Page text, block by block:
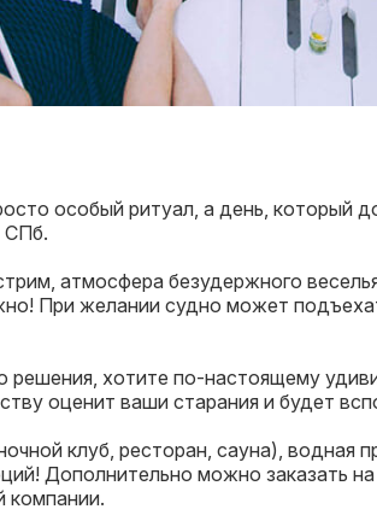
особый ритуал, а день, который
СПб.
атмосфера безудержного
При желании судно может
решения, хотите по-настоящему
оценит ваши старания и будет
клуб, ресторан, сауна), водная
Дополнительно можно заказать
компании.